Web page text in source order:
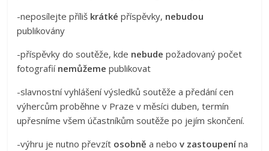
-neposílejte příliš krátké příspěvky, nebudou
publikovány
-příspěvky do soutěže, kde nebude požadovaný počet
fotografií nemůžeme publikovat
-slavnostní vyhlášení výsledků soutěže a předání cen
výhercům proběhne v Praze v měsíci duben, termín
upřesníme všem účastníkům soutěže po jejím skončení.
-výhru je nutno převzít osobně a nebov zastoupenína